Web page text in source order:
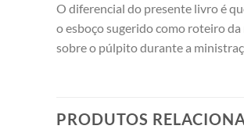
O diferencial do presente livro é
o esboço sugerido como roteiro
sobre o púlpito durante a
PRODUTOS